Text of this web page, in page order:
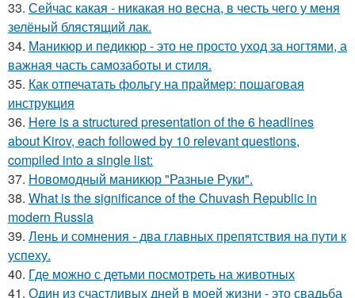
33. Сейчас какая - никакая но весна, в честь чего у меня
зелёный блястящий лак.
34. Маникюр и педикюр - это не просто уход за ногтями, а
важная часть самозаботы и стиля.
35. Как отпечатать фольгу на праймер: пошаговая
инструкция
36. Here is a structured presentation of the 6 headlines
about Kirov, each followed by 10 relevant questions,
compiled into a single list:
37. Новомодный маникюр "Разные Руки".
38. What is the significance of the Chuvash Republic in
modern Russia
39. Лень и сомнения - два главных препятствия на пути к
успеху.
40. Где можно с детьми посмотреть на животных
41. Один из счастливых дней в моей жизни - это свадьба